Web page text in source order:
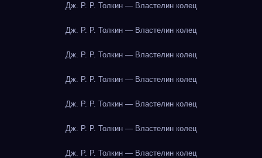
Дж. Р. Р. Толкин — Властелин колец
Дж. Р. Р. Толкин — Властелин колец
Дж. Р. Р. Толкин — Властелин колец
Дж. Р. Р. Толкин — Властелин колец
Дж. Р. Р. Толкин — Властелин колец
Дж. Р. Р. Толкин — Властелин колец
Дж. Р. Р. Толкин — Властелин колец